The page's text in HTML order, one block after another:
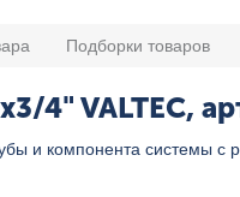
Подборки товаров
VALTEC,
и компонента системы с